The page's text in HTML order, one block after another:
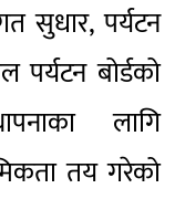
सुधार, पर्यटन
पर्यटन बोर्डको
लागि
तय गरेको